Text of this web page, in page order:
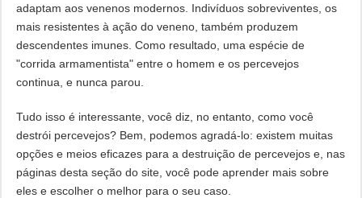
adaptam aos venenos modernos. Indivíduos sobreviventes, os
mais resistentes à ação do veneno, também produzem
descendentes imunes. Como resultado, uma espécie de
"corrida armamentista" entre o homem e os percevejos
continua, e nunca parou.
Tudo isso é interessante, você diz, no entanto, como você
destrói percevejos? Bem, podemos agradá-lo: existem muitas
opções e meios eficazes para a destruição de percevejos e, nas
páginas desta seção do site, você pode aprender mais sobre
eles e escolher o melhor para o seu caso.